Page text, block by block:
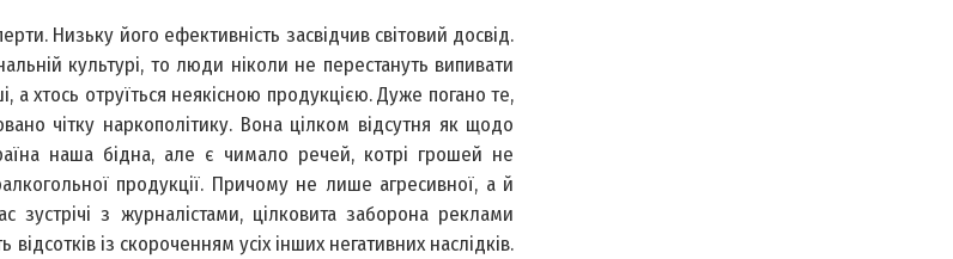
Низьку його ефективність засвідчив світовий досвід.
культурі, то люди ніколи не перестануть випивати
хтось отруїться неякісною продукцією. Дуже погано те,
чітку наркополітику. Вона цілком відсутня як щодо
наша бідна, але є чимало речей, котрі грошей не
продукції. Причому не лише агресивної, а й
з журналістами, цілковита заборона реклами
із скороченням усіх інших негативних наслідків.